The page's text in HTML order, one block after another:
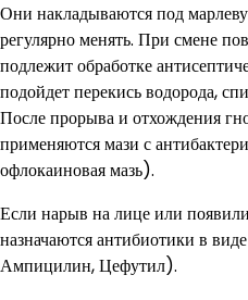
Они накладываются под
регулярно менять. При смене
подлежит обработке
подойдет перекись водорода,
После прорыва и отхождения
применяются мази с
офлокаиновая мазь).
Если нарыв на лице или
назначаются антибиотики в
Ампицилин, Цефутил).